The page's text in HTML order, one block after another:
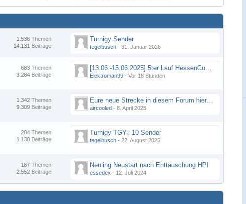
Themen
1.536
Beiträge
14.131
Turnigy Sender
tegelbusch - 31. Januar 2026
Themen
683
Beiträge
3.284
[13.06.-15.06.2025] 5ter Lauf HessenCup OR8 / OR8E 2025 beim MSC Ober-Mörlen e.V.
Elektroman99 - Vor 18 Stunden
Themen
1.342
Beiträge
9.309
Eure neue Strecke in diesem Forum hier posten
aircooled - 8. April 2025
Themen
284
Beiträge
1.130
Turnigy TGY-i 10 Sender
tegelbusch - 22. August 2025
Themen
187
Beiträge
2.552
Neuling Neustart nach Enttäuschung HPI
essedex - 12. Juli 2024